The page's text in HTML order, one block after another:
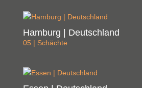
Hamburg | Deutschland
05 | Schächte